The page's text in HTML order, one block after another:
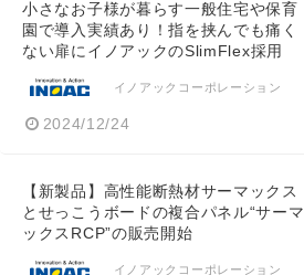
小さなお子様が暮らす一般住宅や保育
園で導入実績あり！指を挟んでも痛く
ない扉にイノアックのSlimFlex採用
イノアックコーポレーション
2024/12/24
【新製品】高性能断熱材サーマックス
とせっこうボードの複合パネル“サーマ
ックスRCP”の販売開始
イノアックコーポレーション